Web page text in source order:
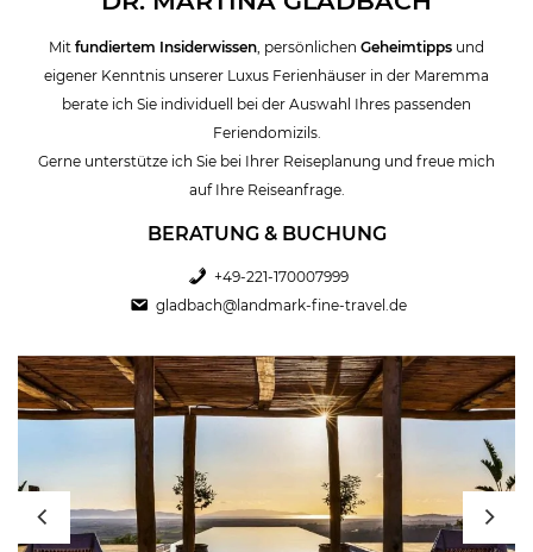
Mit fundiertem Insiderwissen, persönlichen Geheimtipps und
eigener Kenntnis unserer Luxus Ferienhäuser in der Maremma
berate ich Sie individuell bei der Auswahl Ihres passenden
Feriendomizils.
Gerne unterstütze ich Sie bei Ihrer Reiseplanung und freue mich
auf Ihre Reiseanfrage.
BERATUNG & BUCHUNG
+49-221-170007999
gladbach@landmark-fine-travel.de